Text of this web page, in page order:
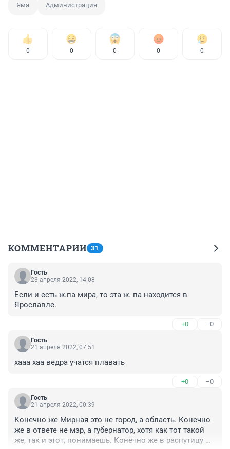
Яма Администрация
0 0 0 0 0
КОММЕНТАРИИ 31
Гость
23 апреля 2022, 14:08
Если и есть ж.па мира, то эта ж. па находится в
Ярославле.
+0 –0
Гость
21 апреля 2022, 07:51
хааа хаа ведра учатся плавать
+0 –0
Гость
21 апреля 2022, 00:39
Конечно же Мирная это не город, а область. Конечно
же в ответе не мэр, а губернатор, хотя как тот такой
же, так и этот, понимаешь. Конечно же в распутицу